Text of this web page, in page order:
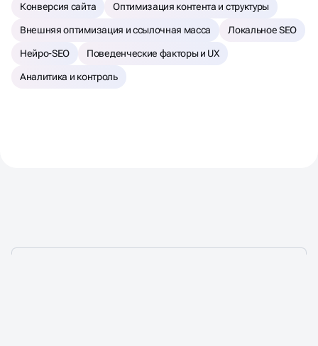
Конверсия сайта Оптимизация контента и структуры
Внешняя оптимизация и ссылочная масса Локальное SEO
Нейро-SEO Поведенческие факторы и UX
Аналитика и контроль